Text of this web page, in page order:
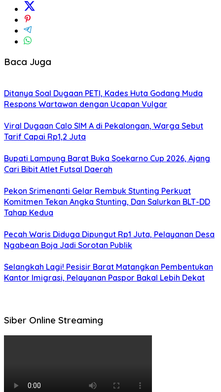
Baca Juga
Ditanya Soal Dugaan PETI, Kades Huta Godang Muda
Respons Wartawan dengan Ucapan Vulgar
Viral Dugaan Calo SIM A di Pekalongan, Warga Sebut
Tarif Capai Rp1,2 Juta
Bupati Lampung Barat Buka Soekarno Cup 2026, Ajang
Cari Bibit Atlet Futsal Daerah
Pekon Srimenanti Gelar Rembuk Stunting Perkuat
Komitmen Tekan Angka Stunting, Dan Salurkan BLT-DD
Tahap Kedua
Pecah Waris Diduga Dipungut Rp1 Juta, Pelayanan Desa
Ngabean Boja Jadi Sorotan Publik
Selangkah Lagi! Pesisir Barat Matangkan Pembentukan
Kantor Imigrasi, Pelayanan Paspor Bakal Lebih Dekat
Siber Online Streaming